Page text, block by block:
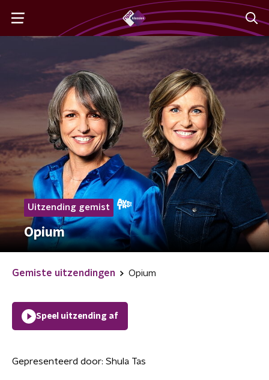
Uitzending gemist
Opium
Gemiste uitzendingen Opium
Speel uitzending af
Gepresenteerd door: Shula Tas